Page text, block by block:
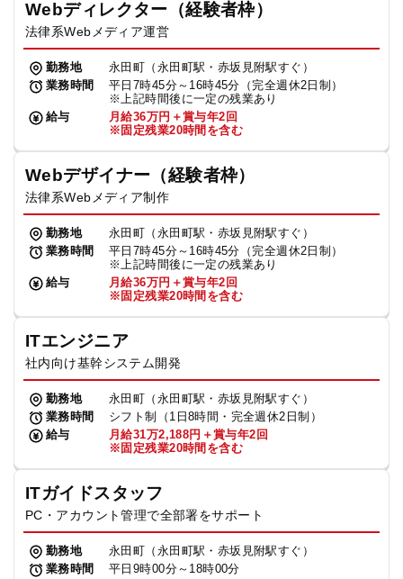
Webディレクター（経験者枠）
法律系Webメディア運営
勤務地
永田町（永田町駅・赤坂見附駅すぐ）
業務時間
平日7時45分～16時45分（完全週休2日制）
※上記時間後に一定の残業あり
給与
月給36万円＋賞与年2回
※固定残業20時間を含む
Webデザイナー（経験者枠）
法律系Webメディア制作
勤務地
永田町（永田町駅・赤坂見附駅すぐ）
業務時間
平日7時45分～16時45分（完全週休2日制）
※上記時間後に一定の残業あり
給与
月給36万円＋賞与年2回
※固定残業20時間を含む
ITエンジニア
社内向け基幹システム開発
勤務地
永田町（永田町駅・赤坂見附駅すぐ）
業務時間
シフト制（1日8時間・完全週休2日制）
給与
月給31万2,188円＋賞与年2回
※固定残業20時間を含む
ITガイドスタッフ
PC・アカウント管理で全部署をサポート
勤務地
永田町（永田町駅・赤坂見附駅すぐ）
業務時間
平日9時00分～18時00分